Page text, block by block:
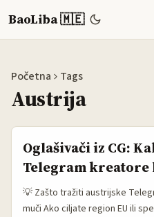
BaoLiba 🇲🇪
Početna Tags
Austrija
Oglašivači iz CG:
Telegram kreatore
💡 Zašto tražiti austrijske
muči Ako ciljate region EU ili